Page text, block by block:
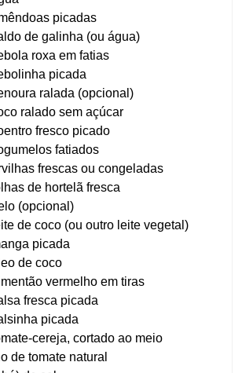
picadas
de galinha (ou água)
roxa em fatias
picada
ralada (opcional)
ralado sem açúcar
fresco picado
fatiados
frescas ou congeladas
de hortelã fresca
(opcional)
de coco (ou outro leite vegetal)
picada
de coco
vermelho em tiras
fresca picada
picada
cereja, cortado ao meio
de tomate natural